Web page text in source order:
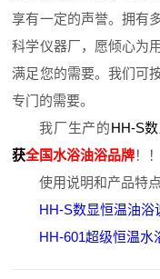
享有一定的声誉。拥有
科学仪器厂，愿倾心为
满足您的需要。我们可
专门的需要。
我厂生产的HH-S
获全国水浴油浴品牌！！
使用说明和产品特点
HH-S数显恒温油浴
HH-601超级恒温水